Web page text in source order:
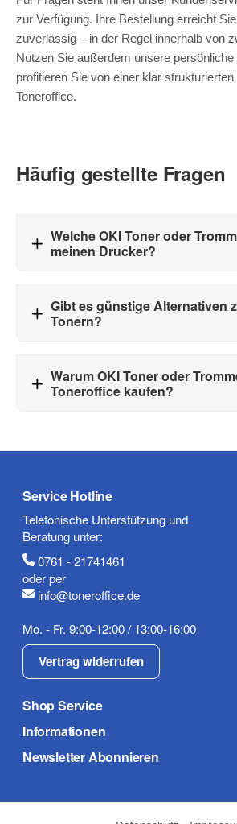
zur Verfügung. Ihre Bestellung erreicht
zuverlässig – in der Regel innerhalb von
Nutzen Sie außerdem unsere persönliche
profitieren Sie von einer klar
Toneroffice.
Häufig gestellte Fragen
Welche OKI Toner oder
meinen Drucker?
Gibt es günstige Alternativen
Tonern?
Warum OKI Toner oder
Toneroffice kaufen?
Service Hotline
Telefonische Unterstützung und
Beratung unter:
0761 - 21741461
oder per
info@toneroffice.de
Mo. - Fr. 9:00-12:00 / 13:00-16:00
Vertrag widerrufen
Shop Service
Informationen
Newsletter Abonnieren